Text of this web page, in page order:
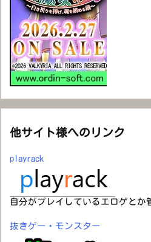
他サイト様へのリンク
playrack
自分がプレイしているエロゲとか
抜きゲー・モンスター